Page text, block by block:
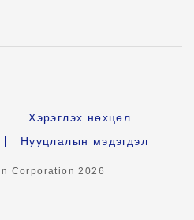
Хэрэглэх нөхцөл
Нууцлалын мэдэгдэл
Corporation2026